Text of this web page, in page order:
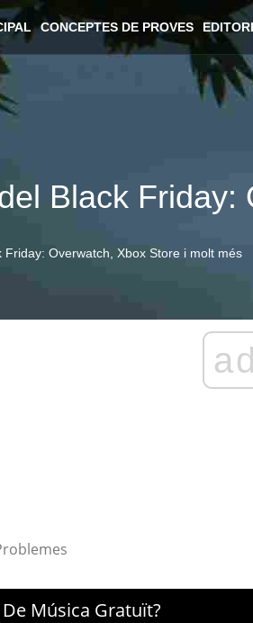
CONCEPTES DE PROVES
Black
Overwatch, Xbox Store i molt més
ad
Música Gratuït?